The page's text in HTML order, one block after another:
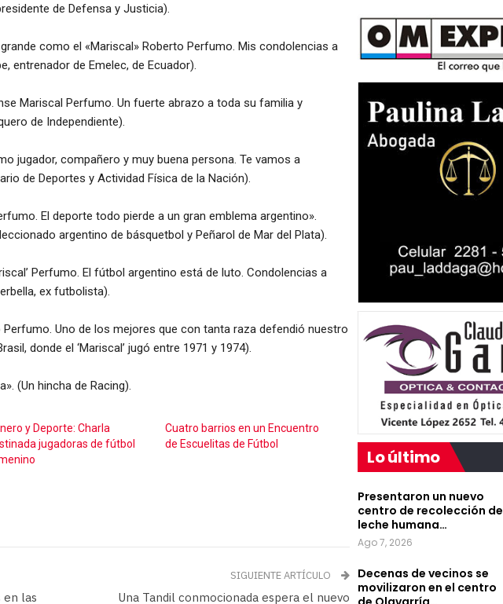
de Defensa y Justicia).
como el «Mariscal» Roberto Perfumo. Mis condolencias a
entrenador de Emelec, de Ecuador).
Mariscal Perfumo. Un fuerte abrazo a toda su familia y
de Independiente).
jugador, compañero y muy buena persona. Te vamos a
de Deportes y Actividad Física de la Nación).
El deporte todo pierde a un gran emblema argentino».
argentino de básquetbol y Peñarol de Mar del Plata).
Perfumo. El fútbol argentino está de luto. Condolencias a
ex futbolista).
Uno de los mejores que con tanta raza defendió nuestro
donde el ‘Mariscal’ jugó entre 1971 y 1974).
(Un hincha de Racing).
y Deporte: Charla
jugadoras de fútbol
Cuatro barrios en un Encuentro
de Escuelitas de Fútbol
las
SIGUIENTE ARTÍCULO
Una Tandil conmocionada espera el nuevo
Lo último
Presentaron un nuevo
centro de recolección de
leche humana…
Ago 7, 2026
Decenas de vecinos se
movilizaron en el centro